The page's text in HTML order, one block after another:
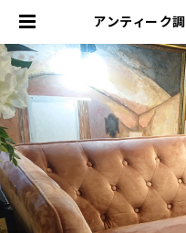
アンティーク
イクル